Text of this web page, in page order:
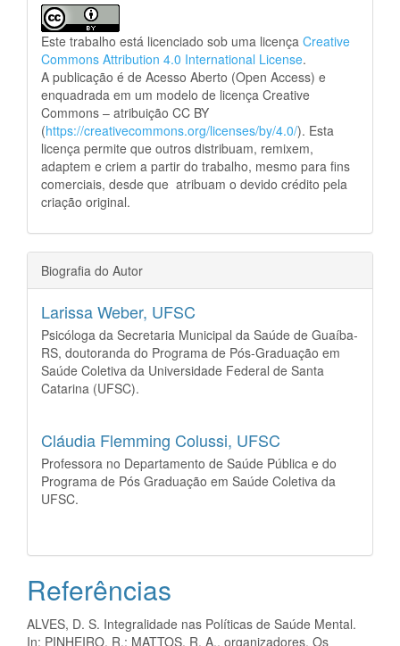
Este trabalho está licenciado sob uma licença Creative
Commons Attribution 4.0 International License.
A publicação é de Acesso Aberto (Open Access) e
enquadrada em um modelo de licença Creative
Commons – atribuição CC BY
(https://creativecommons.org/licenses/by/4.0/). Esta
licença permite que outros distribuam, remixem,
adaptem e criem a partir do trabalho, mesmo para fins
comerciais, desde que atribuam o devido crédito pela
criação original.
Biografia do Autor
Larissa Weber, UFSC
Psicóloga da Secretaria Municipal da Saúde de Guaíba-
RS, doutoranda do Programa de Pós-Graduação em
Saúde Coletiva da Universidade Federal de Santa
Catarina (UFSC).
Cláudia Flemming Colussi, UFSC
Professora no Departamento de Saúde Pública e do
Programa de Pós Graduação em Saúde Coletiva da
UFSC.
Referências
ALVES, D. S. Integralidade nas Políticas de Saúde Mental.
In: PINHEIRO, R.; MATTOS, R. A., organizadores. Os